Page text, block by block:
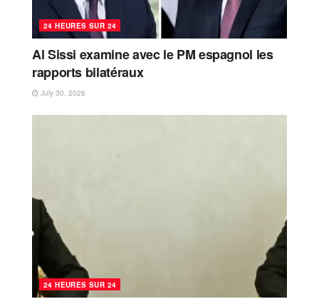
24 HEURES SUR 24
Al Sissi examine avec le PM espagnol les
rapports bilatéraux
July 30, 2026
24 HEURES SUR 24